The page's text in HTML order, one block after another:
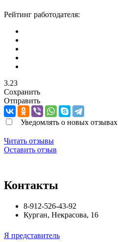
Рейтинг работодателя:
3.23
Сохранить
Отправить
Уведомлять о новых отзывах
Читать отзывы
Оставить отзыв
Контакты
8-912-526-43-92
Курган, Некрасова, 16
Я представитель